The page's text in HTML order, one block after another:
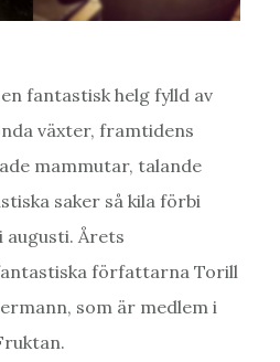
fantastisk helg fylld av
växter, framtidens
mammutar, talande
saker så kila förbi
augusti. Årets
författarna Torill
som är medlem i